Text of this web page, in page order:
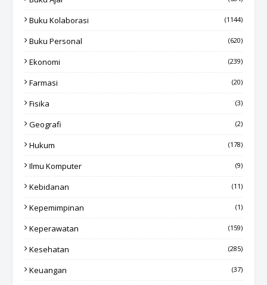
Buku Kolaborasi (1144)
Buku Personal (620)
Ekonomi (239)
Farmasi (20)
Fisika (3)
Geografi (2)
Hukum (178)
Ilmu Komputer (9)
Kebidanan (11)
Kepemimpinan (1)
Keperawatan (159)
Kesehatan (285)
Keuangan (37)